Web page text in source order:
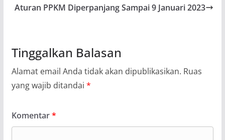
Aturan PPKM Diperpanjang Sampai 9 Januari 2023
Tinggalkan Balasan
Alamat email Anda tidak akan dipublikasikan. Ruas
yang wajib ditandai *
Komentar*